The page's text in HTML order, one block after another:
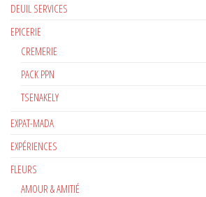
DEUIL SERVICES
EPICERIE
CREMERIE
PACK PPN
TSENAKELY
EXPAT-MADA
EXPÉRIENCES
FLEURS
AMOUR & AMITIÉ